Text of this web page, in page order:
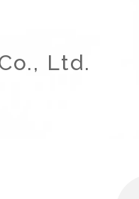
Ltd.